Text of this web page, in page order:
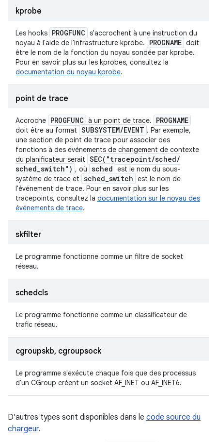
kprobe
Les hooks PROGFUNC s'accrochent à une instruction du
noyau à l'aide de l'infrastructure kprobe.
PROGNAME doit
être le nom de la fonction du noyau sondée par kprobe.
Pour en savoir plus sur les kprobes, consultez la
documentation du noyau kprobe.
point de trace
Accroche PROGFUNC à un point de trace. PROGNAME
doit être au format SUBSYSTEM/EVENT . Par exemple,
une section de point de trace pour associer des
fonctions à des événements de changement de contexte
du planificateur serait SEC( "tracepoint/sched/
sched_switch") , où sched est le nom du sous-
système de trace et sched_switch est le nom de
l'événement de trace. Pour en savoir plus sur les
tracepoints, consultez la documentation sur le noyau des
événements de trace.
skfilter
Le programme fonctionne comme un filtre de socket
réseau.
schedcls
Le programme fonctionne comme un classificateur de
trafic réseau.
cgroupskb, cgroupsock
Le programme s'exécute chaque fois que des processus
d'un CGroup créent un socket AF_INET ou AF_INET6.
D'autres types sont disponibles dans le code source du
chargeur.